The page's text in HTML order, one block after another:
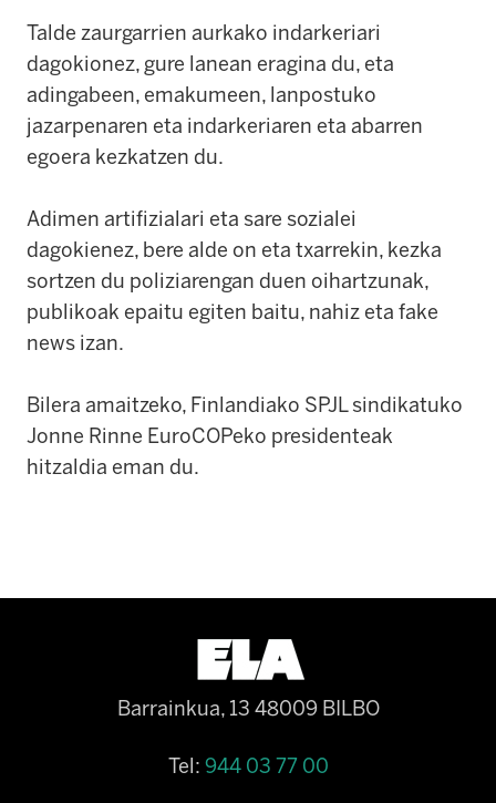
Talde zaurgarrien aurkako indarkeriari
dagokionez, gure lanean eragina du, eta
adingabeen, emakumeen, lanpostuko
jazarpenaren eta indarkeriaren eta abarren
egoera kezkatzen du.
Adimen artifizialari eta sare sozialei
dagokienez, bere alde on eta txarrekin, kezka
sortzen du poliziarengan duen oihartzunak,
publikoak epaitu egiten baitu, nahiz eta fake
news izan.
Bilera amaitzeko, Finlandiako SPJL sindikatuko
Jonne Rinne EuroCOPeko presidenteak
hitzaldia eman du.
Barrainkua, 13 48009 BILBO
Tel: 944 03 77 00